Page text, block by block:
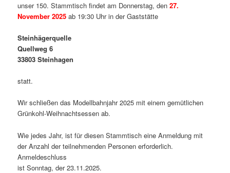
unser 150. Stammtisch findet am Donnerstag, den27.
November 2025 ab 19:30 Uhr in der Gaststätte
Steinhägerquelle
Quellweg 6
33803 Steinhagen
statt.
Wir schließen das Modellbahnjahr 2025 mit einem gemütlichen
Grünkohl-Weihnachtsessen ab.
Wie jedes Jahr, ist für diesen Stammtisch eine Anmeldung mit
der Anzahl der teilnehmenden Personen erforderlich.
Anmeldeschluss
ist Sonntag, der 23.11.2025.